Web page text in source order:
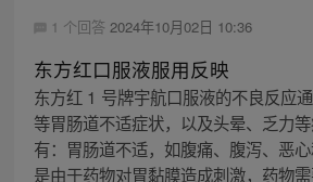
1 个回答 2024年10月02日 10:36
东方红口服液服用反映
东方红 1 号牌宇航口服液的不良反应
等胃肠道不适症状，以及头晕、乏力
有：胃肠道不适，如腹痛、腹泻、恶
是由于药物对胃黏膜造成刺激，药物